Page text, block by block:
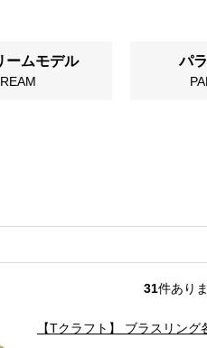
ームモデル パ
31件あり
【Tクラフト】 ブラスリング